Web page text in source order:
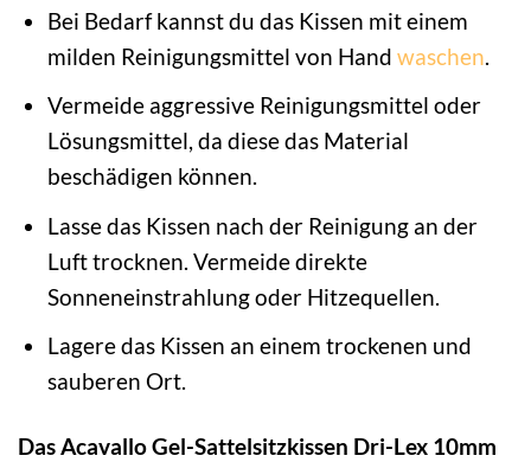
Bei Bedarf kannst du das Kissen mit einem
milden Reinigungsmittel von Hand waschen.
Vermeide aggressive Reinigungsmittel oder
Lösungsmittel, da diese das Material
beschädigen können.
Lasse das Kissen nach der Reinigung an der
Luft trocknen. Vermeide direkte
Sonneneinstrahlung oder Hitzequellen.
Lagere das Kissen an einem trockenen und
sauberen Ort.
Das Acavallo Gel-Sattelsitzkissen Dri-Lex 10mm